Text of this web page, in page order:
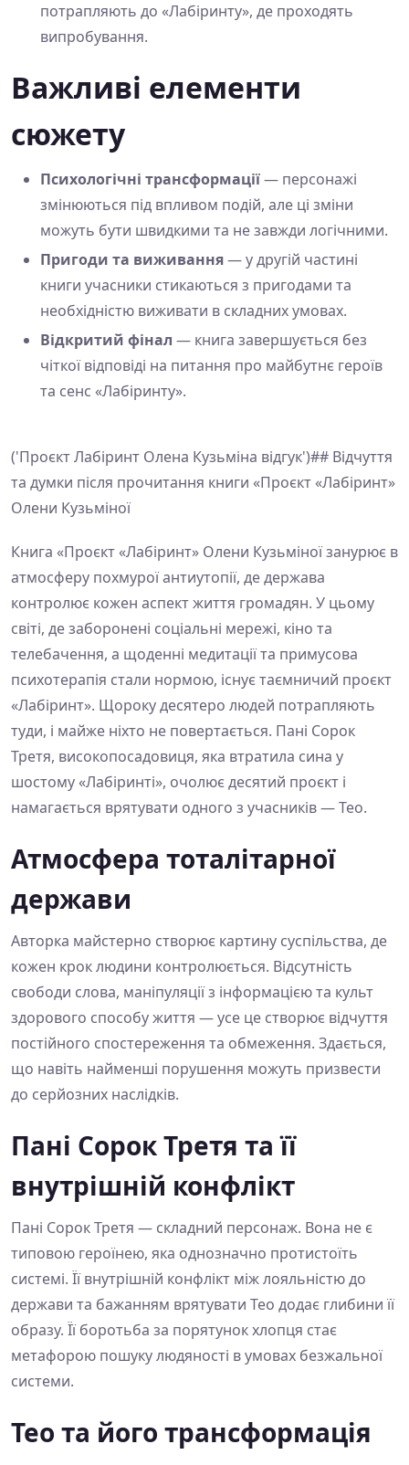
потрапляють до «Лабіринту», де проходять
випробування.
Важливі елементи
сюжету
Психологічні трансформації— персонажі
змінюються під впливом подій, але ці зміни
можуть бути швидкими та не завжди логічними.
Пригоди та виживання— у другій частині
книги учасники стикаються з пригодами та
необхідністю виживати в складних умовах.
Відкритий фінал — книга завершується без
чіткої відповіді на питання про майбутнє героїв
та сенс «Лабіринту».
('Проєкт Лабіринт Олена Кузьміна відгук')## Відчуття
та думки після прочитання книги «Проєкт «Лабіринт»
Олени Кузьміної
Книга «Проєкт «Лабіринт» Олени Кузьміної занурює в
атмосферу похмурої антиутопії, де держава
контролює кожен аспект життя громадян. У цьому
світі, де заборонені соціальні мережі, кіно та
телебачення, а щоденні медитації та примусова
психотерапія стали нормою, існує таємничий проєкт
«Лабіринт». Щороку десятеро людей потрапляють
туди, і майже ніхто не повертається. Пані Сорок
Третя, високопосадовиця, яка втратила сина у
шостому «Лабіринті», очолює десятий проєкт і
намагається врятувати одного з учасників — Тео.
Атмосфера тоталітарної
держави
Авторка майстерно створює картину суспільства, де
кожен крок людини контролюється. Відсутність
свободи слова, маніпуляції з інформацією та культ
здорового способу життя — усе це створює відчуття
постійного спостереження та обмеження. Здається,
що навіть найменші порушення можуть призвести
до серйозних наслідків.
Пані Сорок Третя та її
внутрішній конфлікт
Пані Сорок Третя — складний персонаж. Вона не є
типовою героїнею, яка однозначно протистоїть
системі. Її внутрішній конфлікт між лояльністю до
держави та бажанням врятувати Тео додає глибини її
образу. Її боротьба за порятунок хлопця стає
метафорою пошуку людяності в умовах безжальної
системи.
Тео та його трансформація